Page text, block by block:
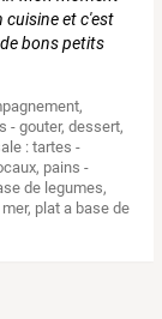
cuisine et c'est
bons petits
,
- gouter,dessert,
: tartes -
, pains -
de legumes,
, plat a base de